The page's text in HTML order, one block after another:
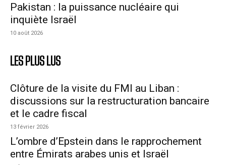
Pakistan : la puissance nucléaire qui
inquiète Israël
10 août 2026
LES PLUS LUS
Clôture de la visite du FMI au Liban :
discussions sur la restructuration bancaire
et le cadre fiscal
13 février 2026
L’ombre d’Epstein dans le rapprochement
entre Émirats arabes unis et Israël